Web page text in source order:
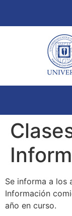
Se informa a los
Información
año en curso.